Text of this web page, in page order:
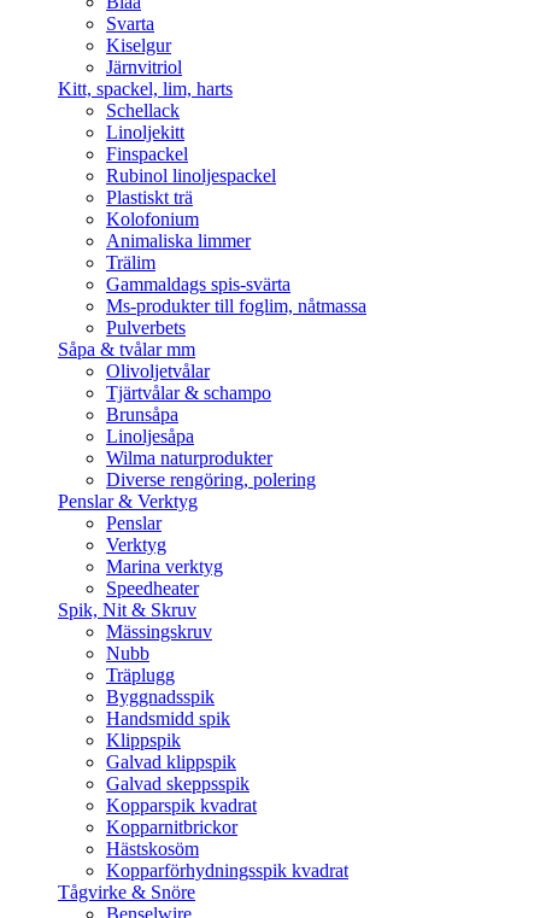
Svarta
Kiselgur
Järnvitriol
Kitt, spackel, lim, harts
Schellack
Linoljekitt
Finspackel
Rubinol linoljespackel
Plastiskt trä
Kolofonium
Animaliska limmer
Trälim
Gammaldags spis-svärta
Ms-produkter till foglim, nåtmassa
Pulverbets
Såpa & tvålar mm
Olivoljetvålar
Tjärtvålar & schampo
Brunsåpa
Linoljesåpa
Wilma naturprodukter
Diverse rengöring, polering
Penslar & Verktyg
Penslar
Verktyg
Marina verktyg
Speedheater
Spik, Nit & Skruv
Mässingskruv
Nubb
Träplugg
Byggnadsspik
Handsmidd spik
Klippspik
Galvad klippspik
Galvad skeppsspik
Kopparspik kvadrat
Kopparnitbrickor
Hästskosöm
Kopparförhydningsspik kvadrat
Tågvirke & Snöre
Benselwire